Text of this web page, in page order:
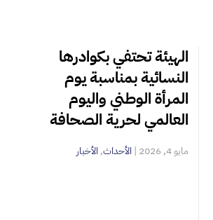
الهيئة تحتفي بكوادرها
النسائية بمناسبة يوم
المرأة الوطني واليوم
العالمي لحرية الصحافة
مايو 4, 2026 | الأحداث, الأخبار